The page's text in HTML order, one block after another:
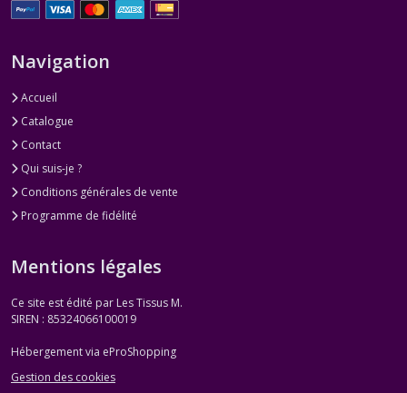
Navigation
Accueil
Catalogue
Contact
Qui suis-je ?
Conditions générales de vente
Programme de fidélité
Mentions légales
Ce site est édité par Les Tissus M.
SIREN : 85324066100019
Hébergement via eProShopping
Gestion des cookies